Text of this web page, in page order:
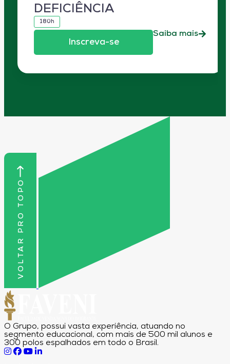
DEFICIÊNCIA
180h
Inscreva-se
Saiba mais
VOLTAR PRO TOPO
O Grupo, possui vasta experiência, atuando no
segmento educacional, com mais de 500 mil alunos e
300 polos espalhados em todo o Brasil.